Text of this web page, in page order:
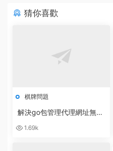
猜你喜歡
棋牌問題
解決go包管理代理網址無法
m/go/storage@v1.10.0: Ge
1.69k